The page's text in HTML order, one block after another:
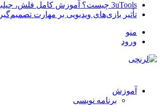
3uTools چیست؟ آموزش کامل فلش، جیلبریک و انتقال فایل در آیفون
تأثیر بازی‌های ویدیویی بر مهارت
منو
ورود
آموزش
برنامه نویسی